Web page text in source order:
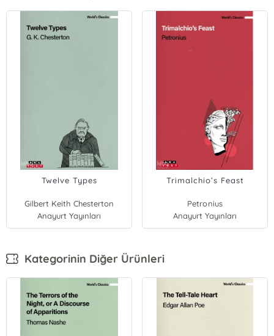
Twelve Types
Gilbert Keith Chesterton
Anayurt Yayınları
Trimalchio’s Feast
Petronius
Anayurt Yayınları
Kategorinin Diğer Ürünleri